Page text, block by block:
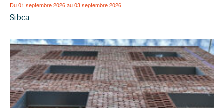
Du 01 septembre 2026 au 03 septembre 2026
Sibca